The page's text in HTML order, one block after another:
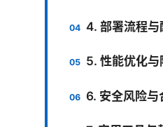
4. 部署流程与
5. 性能优化
6. 安全风险与